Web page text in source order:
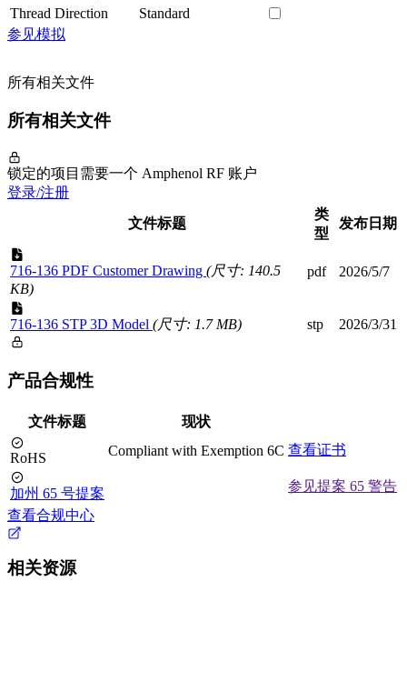
Thread Direction
Standard
参见模拟
所有相关文件
所有相关文件
锁定的项目需要一个 Amphenol RF 账户
登录/注册
文件标题
类
型
发布日期
716-136 PDF Customer Drawing (尺寸: 140.5
KB)
pdf 2026/5/7
716-136 STP 3D Model (尺寸: 1.7 MB) stp 2026/3/31
产品合规性
文件标题 现状
RoHS Compliant with Exemption 6C 查看证书
加州 65 号提案
参见提案 65 警告
查看合规中心
相关资源